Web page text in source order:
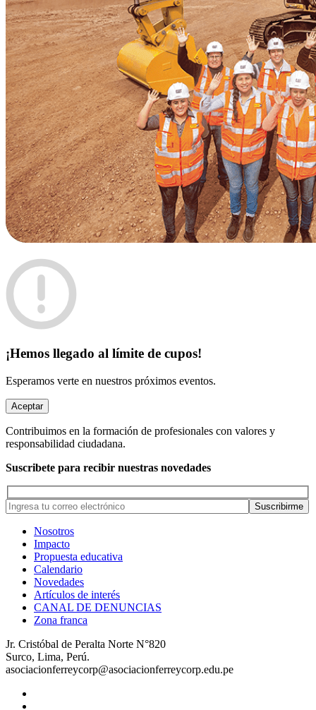
¡Hemos llegado al límite de cupos!
Esperamos verte en nuestros próximos eventos.
Aceptar
Contribuimos en la formación de profesionales con valores y
responsabilidad ciudadana.
Suscribete para recibir nuestras novedades
Nosotros
Impacto
Propuesta educativa
Calendario
Novedades
Artículos de interés
CANAL DE DENUNCIAS
Zona franca
Jr. Cristóbal de Peralta Norte N°820
Surco, Lima, Perú.
asociacionferreycorp@asociacionferreycorp.edu.pe